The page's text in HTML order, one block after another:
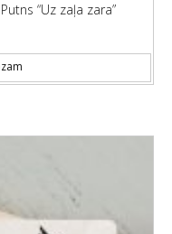
“Uz zaļa zara”